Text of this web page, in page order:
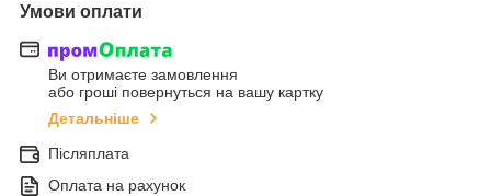
Умови оплати
Ви отримаєте замовлення
або гроші повернуться на вашу картку
Детальніше
Післяплата
Оплата на рахунок